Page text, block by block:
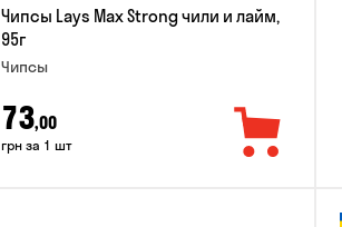
Чипсы Lays Max Strong чили и лайм,
95г
Чипсы
73,00
грн за 1 шт